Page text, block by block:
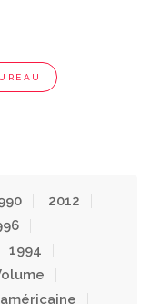
2012
1994
américaine